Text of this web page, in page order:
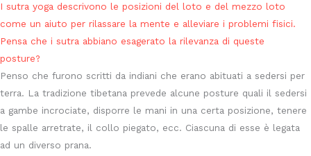
I sutra yoga descrivono le posizioni del loto e del mezzo loto
come un aiuto per rilassare la mente e alleviare i problemi fisici.
Pensa che i sutra abbiano esagerato la rilevanza di queste
posture?
Penso che furono scritti da indiani che erano abituati a sedersi per
terra. La tradizione tibetana prevede alcune posture quali il sedersi
a gambe incrociate, disporre le mani in una certa posizione, tenere
le spalle arretrate, il collo piegato, ecc. Ciascuna di esse è legata
ad un diverso prana.